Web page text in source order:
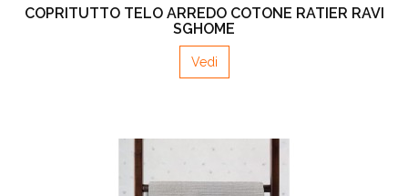
COPRITUTTO TELO ARREDO COTONE RATIER RAVI
SGHOME
Vedi